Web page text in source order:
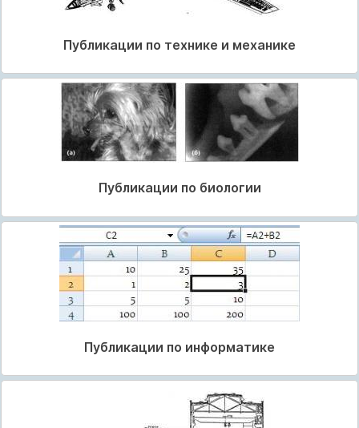
Публикации по технике и механике
Публикации по биологии
Публикации по информатике